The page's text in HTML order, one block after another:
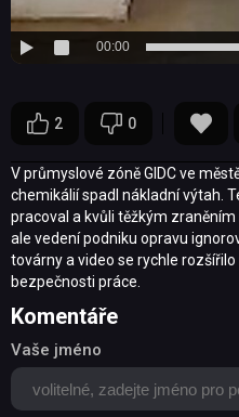
00:00
2 0
V průmyslové zóně GIDC ve
chemikálií spadl nákladní výtah.
pracoval a kvůli těžkým
ale vedení podniku opravu
továrny a video se rychle
bezpečnosti práce.
Komentáře
Vaše jméno